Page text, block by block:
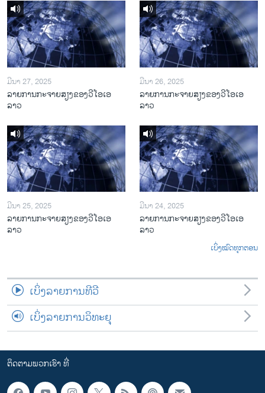
ມີນາ 27, 2025
ລາຍການກະຈາຍສຽງຂອງວີໂອເອ
ລາວ
ມີນາ 26, 2025
ລາຍການກະຈາຍສຽງຂອງວີໂອເອ
ລາວ
ມີນາ 25, 2025
ລາຍການກະຈາຍສຽງຂອງວີໂອເອ
ລາວ
ມີນາ 24, 2025
ລາຍການກະຈາຍສຽງຂອງວີໂອເອ
ລາວ
ເບິ່ງໝົດທຸກຕອນ
ເບິ່ງລາຍການທີວີ
ເບິ່ງລາຍການວິທະຍຸ
ຕິດຕາມພວກເຮົາ ທີ່